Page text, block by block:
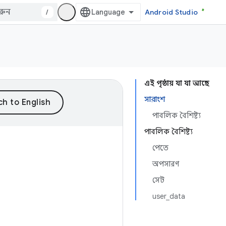
/ Android Studio
এই পৃষ্ঠায় যা যা আছে
সারাংশ
পাবলিক বৈশিষ্ট্য
পাবলিক বৈশিষ্ট্য
পেতে
অপসারণ
সেট
user_data